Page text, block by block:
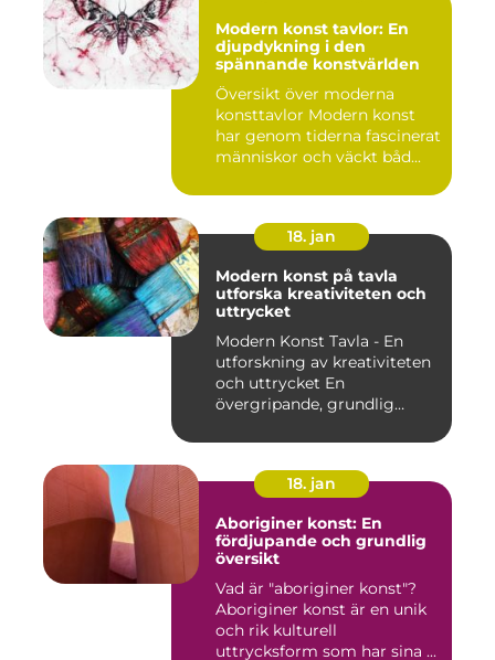
Modern konst tavlor: En
djupdykning i den
spännande konstvärlden
Översikt över moderna
konsttavlor Modern konst
har genom tiderna fascinerat
människor och väckt båd...
18. jan
Modern konst på tavla
utforska kreativiteten och
uttrycket
Modern Konst Tavla - En
utforskning av kreativiteten
och uttrycket En
övergripande, grundlig
18. jan
Aboriginer konst: En
fördjupande och grundlig
översikt
Vad är "aboriginer konst"?
Aboriginer konst är en unik
och rik kulturell
uttrycksform som har sina ...